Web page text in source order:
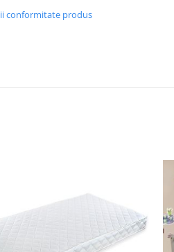
inch (2-4
inch (3-6
conformitate produs